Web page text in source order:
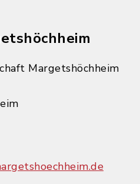
Margetshöchheim